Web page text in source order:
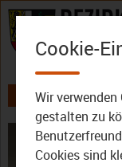
Zum Inhalt
AKTUELLES ALLE
Cookie-
Wir
gestalten zu
Cookies sind